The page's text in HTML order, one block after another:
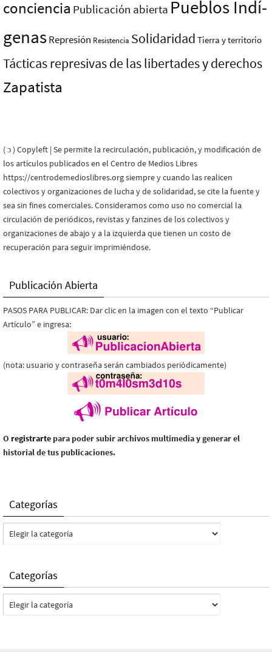
conciencia Publicación abierta Pueblos Indí­
genasRepresión Resistencia Solidaridad Tierra y territorio
Tácticas represivas de las libertades y derechos
Zapatista
( ɔ ) Copyleft | Se permite la recirculación, publicación, y modificación de
los artículos publicados en el Centro de Medios Libres
https://centrodemedioslibres.org siempre y cuando las realicen
colectivos y organizaciones de lucha y de solidaridad, se cite la fuente y
sea sin fines comerciales. Consideramos como uso no comercial la
circulación de periódicos, revistas y fanzines de los colectivos y
organizaciones de abajo y a la izquierda que tienen un costo de
recuperación para seguir imprimiéndose.
Publicación Abierta
PASOS PARA PUBLICAR: Dar clic en la imagen con el texto “Publicar
Artículo” e ingresa:
(nota: usuario y contraseña serán cambiados periódicamente)
O registrarte para poder subir archivos multimedia y generar el
historial de tus publicaciones.
Categorías
Categorías
Categorías
Categorías